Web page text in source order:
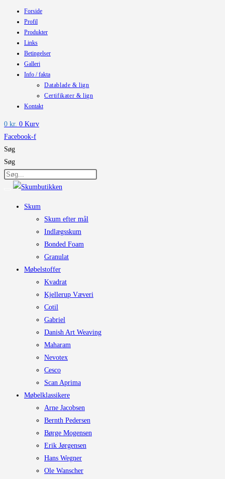
Forside
Profil
Produkter
Links
Betingelser
Galleri
Info / fakta
Datablade & lign
Certifikater & lign
Kontakt
0 kr. 0 Kurv
Facebook-f
Søg
Søg
Skum
Skum efter mål
Indlægsskum
Bonded Foam
Granulat
Møbelstoffer
Kvadrat
Kjellerup Væveri
Cotil
Gabriel
Danish Art Weaving
Maharam
Nevotex
Cesco
Scan Aprima
Møbelklassikere
Arne Jacobsen
Bernth Pedersen
Børge Mogensen
Erik Jørgensen
Hans Wegner
Ole Wanscher